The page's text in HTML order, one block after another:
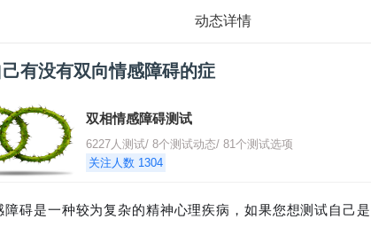
动态详情
有没有双向情感障碍的症
双相情感障碍测试
6227人测试/ 8个测试动态/ 81个测试选项
关注人数 1304
障碍是一种较为复杂的精神心理疾病，如果您想测试自己